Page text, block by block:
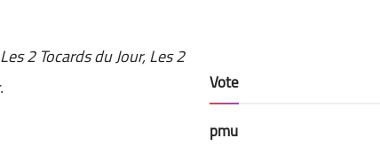
2 Tocards du Jour, Les 2
Vote
pmu